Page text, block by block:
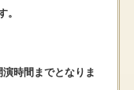
。
時間までとなりま